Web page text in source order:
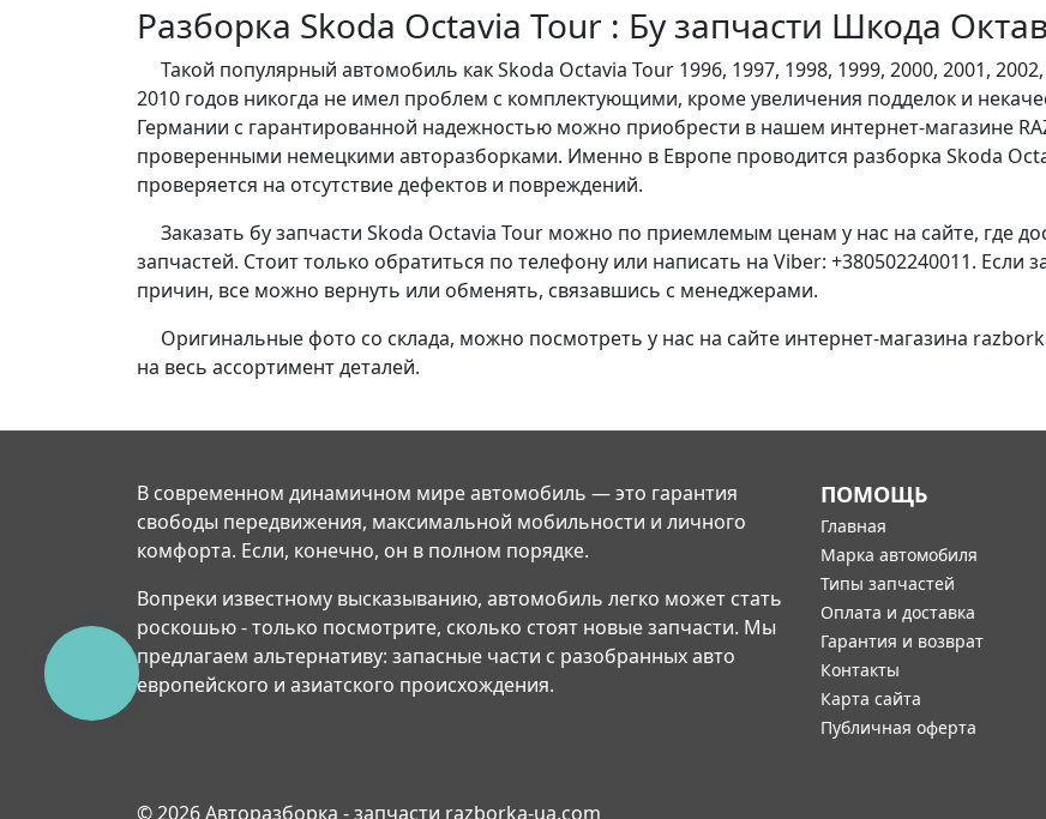
Разборка Skoda Octavia Tour : Бу запчасти Шкода
Такой популярный автомобиль как Skoda Octavia Tour 1996, 1997, 1998, 1999, 2000, 2001, 2002,
2010 годов никогда не имел проблем с комплектующими, кроме увеличения подделок и
Германии с гарантированной надежностью можно приобрести в нашем интернет-магазине
проверенными немецкими авторазборками. Именно в Европе проводится разборка Skoda
проверяется на отсутствие дефектов и повреждений.
Заказать бу запчасти Skoda Octavia Tour можно по приемлемым ценам у нас на сайте, где
запчастей. Стоит только обратиться по телефону или написать на Viber: +380502240011.
причин, все можно вернуть или обменять, связавшись с менеджерами.
Оригинальные фото со склада, можно посмотреть у нас на сайте интернет-магазина
на весь ассортимент деталей.
В современном динамичном мире автомобиль — это гарантия
свободы передвижения, максимальной мобильности и личного
комфорта. Если, конечно, он в полном порядке.
Вопреки известному высказыванию, автомобиль легко может стать
роскошью - только посмотрите, сколько стоят новые запчасти. Мы
предлагаем альтернативу: запасные части с разобранных авто
европейского и азиатского происхождения.
ПОМОЩЬ
Главная
Марка автомобиля
Типы запчастей
Оплата и доставка
Гарантия и возврат
Контакты
Карта сайта
Публичная оферта
© 2026 Авторазборка - запчасти razborka-ua.com